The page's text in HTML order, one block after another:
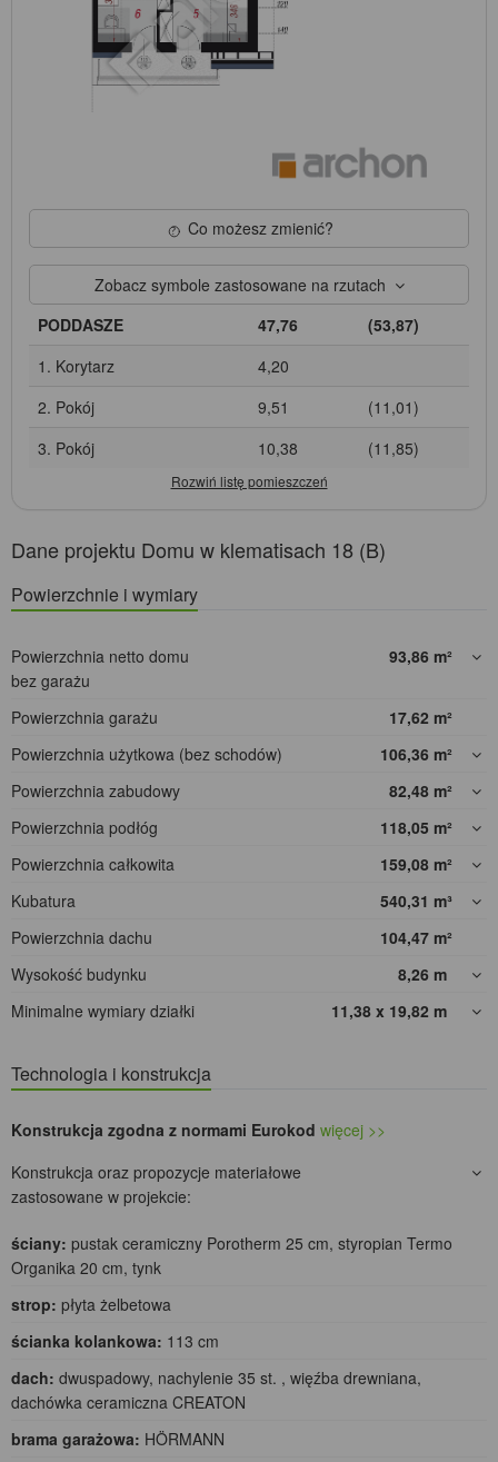
Co możesz zmienić?
Zobacz symbole zastosowane na rzutach
PODDASZE
47,76
(53,87)
1. Korytarz
4,20
2. Pokój
9,51
(11,01)
3. Pokój
10,38 (11,85)
Dane projektu Domu w klematisach 18 (B)
Powierzchnie i wymiary
Powierzchnia netto domu
bez garażu
93,86 m²
Powierzchnia garażu 17,62 m²
Powierzchnia użytkowa (bez schodów)
106,36 m²
Powierzchnia zabudowy
82,48 m²
Powierzchnia podłóg
118,05 m²
Powierzchnia całkowita
159,08 m²
Kubatura
540,31 m³
Powierzchnia dachu
104,47 m²
Wysokość budynku
8,26 m
Minimalne wymiary działki
11,38 x 19,82 m
Technologia i konstrukcja
Konstrukcja zgodna z normami Eurokod więcej >>
Konstrukcja oraz propozycje materiałowe
zastosowane w projekcie:
ściany: pustak ceramiczny Porotherm 25 cm, styropian Termo
Organika 20 cm, tynk
strop: płyta żelbetowa
ścianka kolankowa: 113 cm
dach: dwuspadowy, nachylenie 35 st. , więźba drewniana,
dachówka ceramiczna CREATON
brama garażowa: HÖRMANN